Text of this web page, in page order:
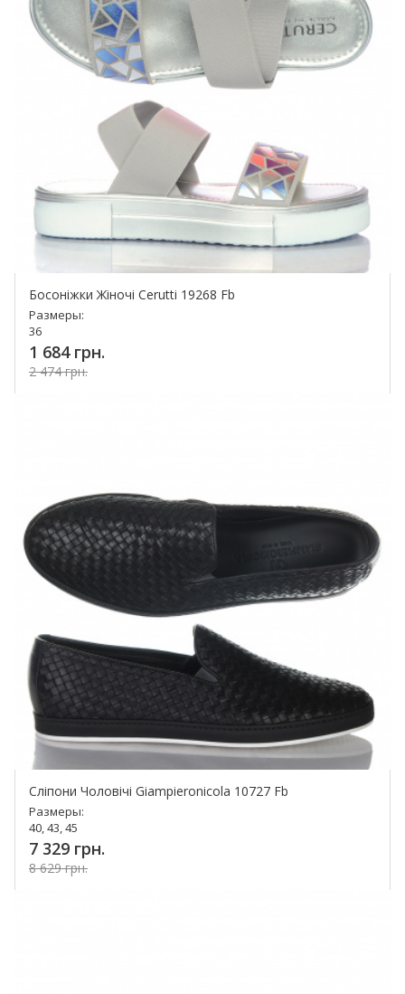
Босоніжки Жіночі Cerutti 19268 Fb
Размеры:
36
1 684 грн.
2 474 грн.
Сліпони Чоловічі Giampieronicola 10727 Fb
Размеры:
40, 43, 45
7 329 грн.
8 629 грн.